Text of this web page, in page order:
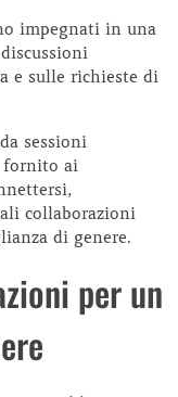
impegnati in una
e sulle richieste di
sessioni
fornito ai
collaborazioni
di genere.
per un